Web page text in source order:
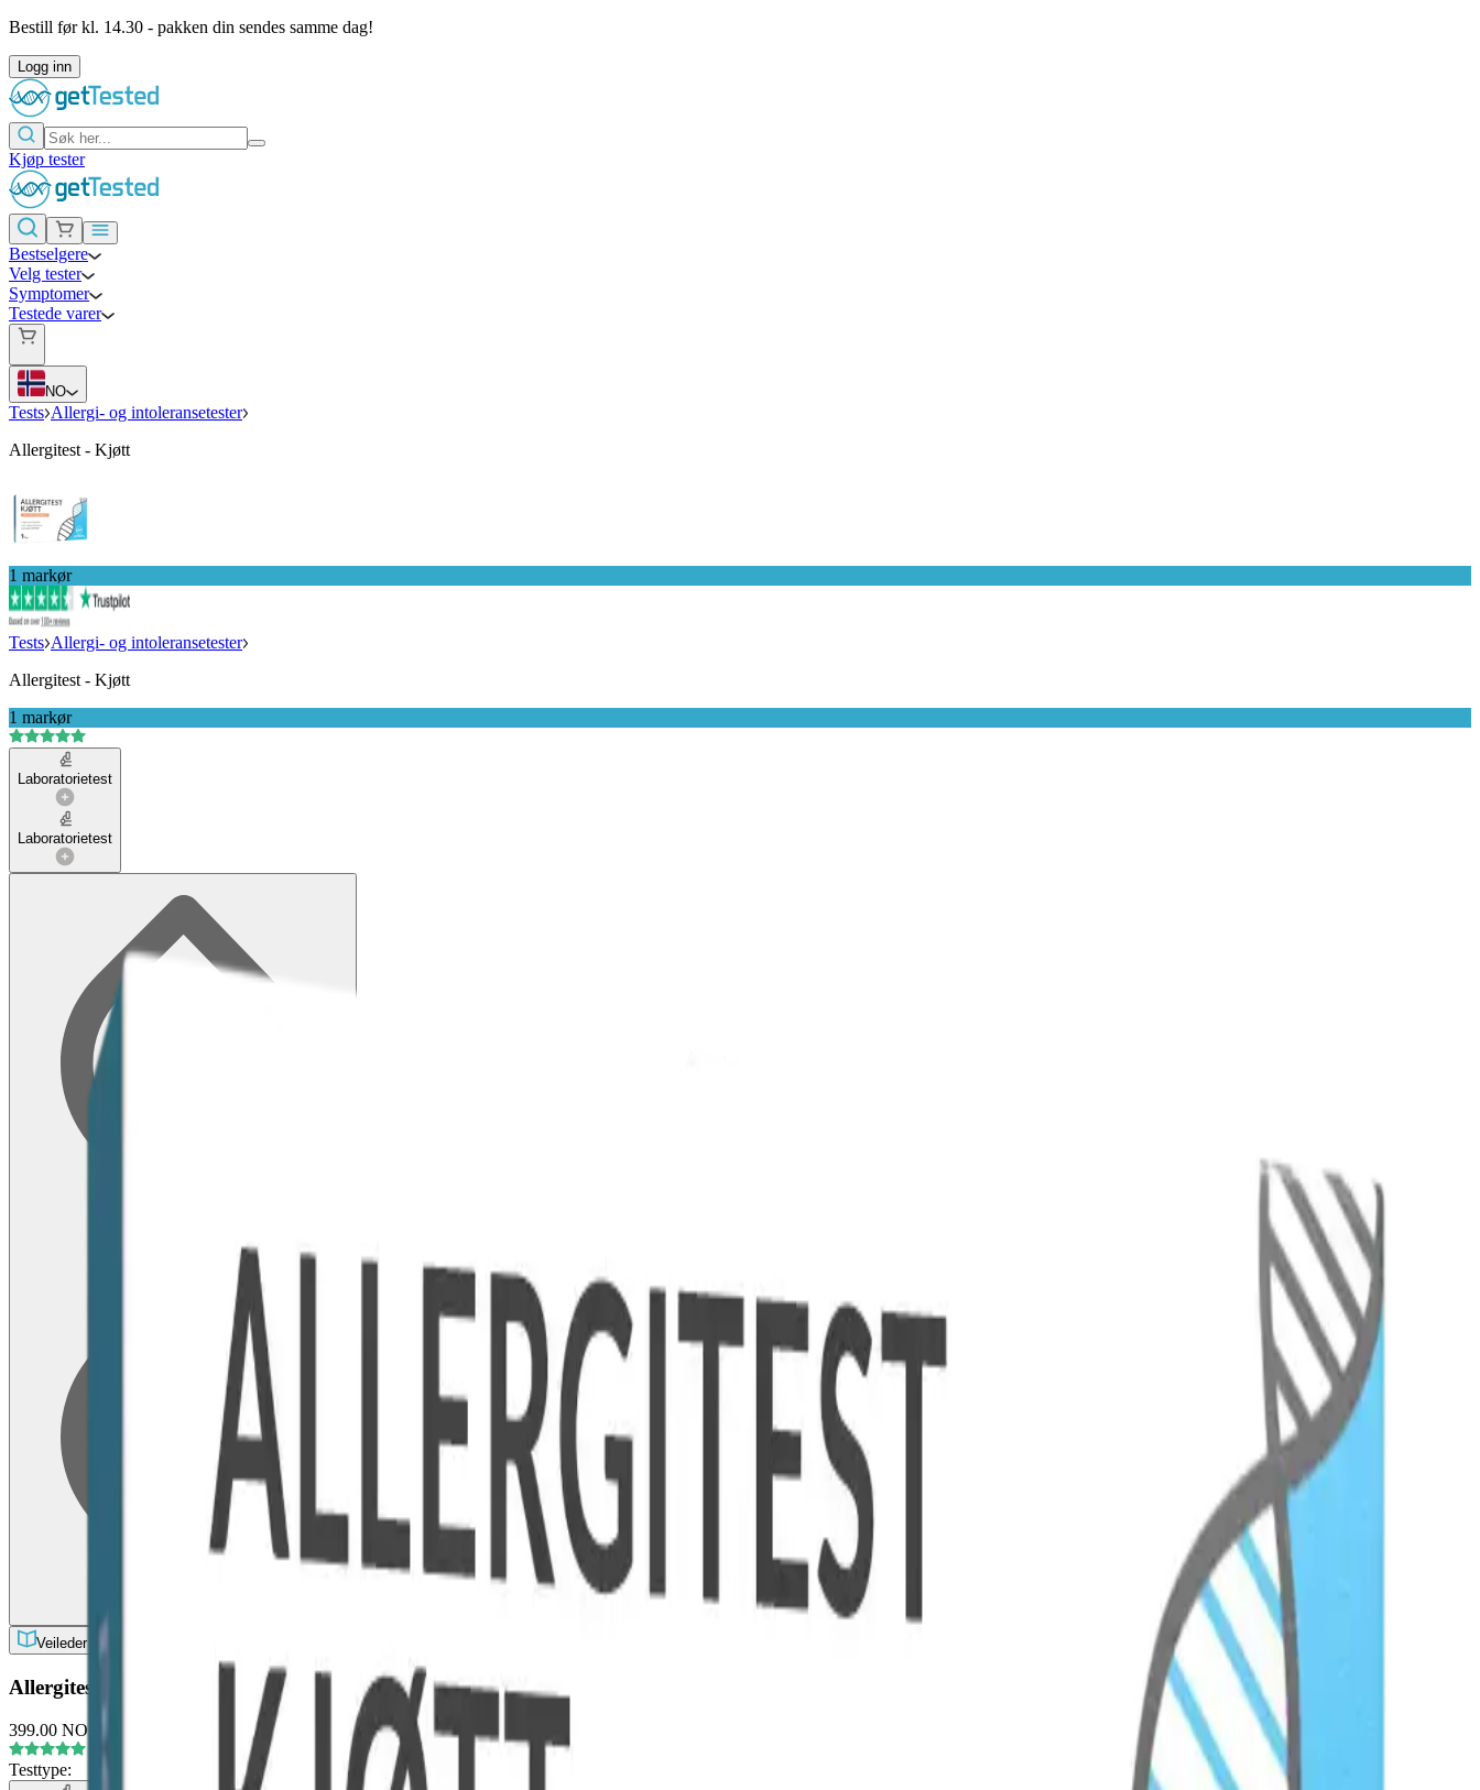
Bestill før kl. 14.30 - pakken din sendes samme dag!
Logg inn
Kjøp tester
Bestselgere
Velg tester
Symptomer
Testede varer
NO
Tests Allergi- og intoleransetester
Allergitest - Kjøtt
1 markør
Tests Allergi- og intoleransetester
Allergitest - Kjøtt
1 markør
Laboratorietest
Laboratorietest
Veileder
Allergitest - Kjøtt
399.00 NOK
Testtype: